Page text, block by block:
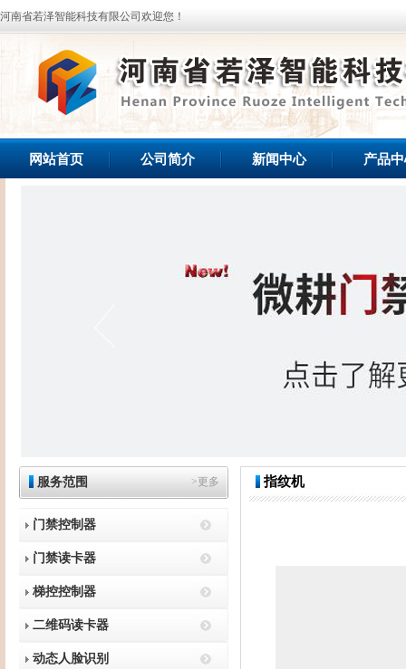
河南省若泽智能科技有限公司欢迎您！
网站首页 公司简介 新闻中心 产品
服务范围 >更多
门禁控制器
门禁读卡器
梯控控制器
二维码读卡器
动态人脸识别
指纹机